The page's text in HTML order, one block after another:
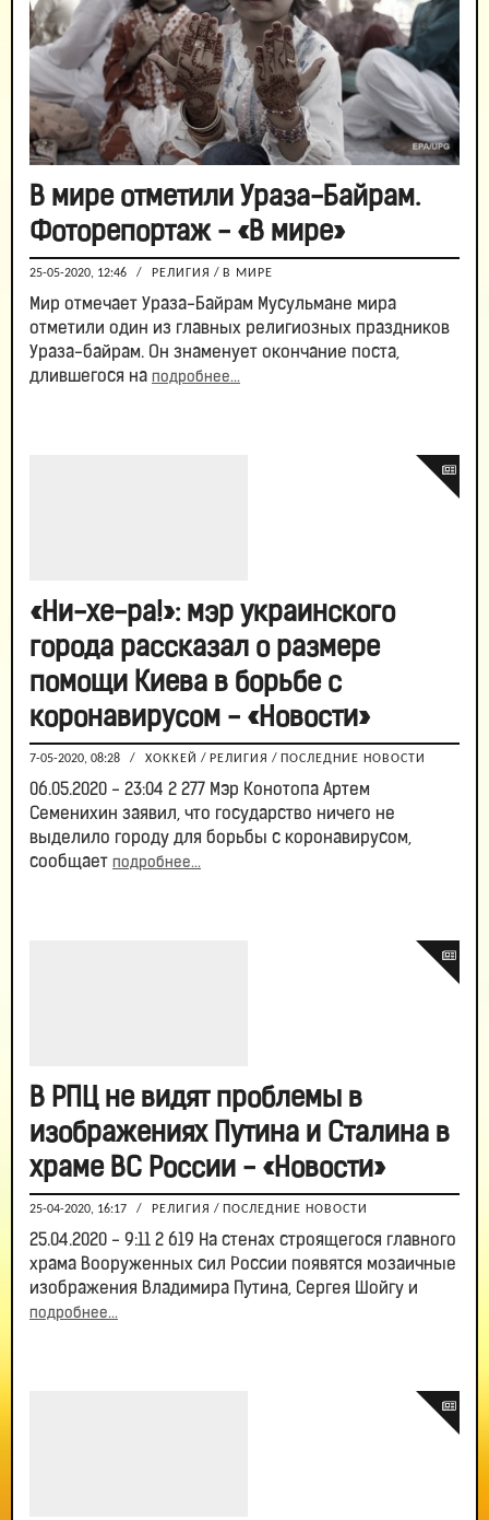
В мире отметили Ураза-Байрам.
Фоторепортаж - «В мире»
25-05-2020, 12:46 / РЕЛИГИЯ / В МИРЕ
Мир отмечает Ураза-Байрам Мусульмане мира
отметили один из главных религиозных праздников
Ураза-байрам. Он знаменует окончание поста,
длившегося на подробнее...
«Ни-хе-ра!»: мэр украинского
города рассказал о размере
помощи Киева в борьбе с
коронавирусом - «Новости»
7-05-2020, 08:28 / ХОККЕЙ / РЕЛИГИЯ / ПОСЛЕДНИЕ НОВОСТИ
06.05.2020 - 23:04 2 277 Мэр Конотопа Артем
Семенихин заявил, что государство ничего не
выделило городу для борьбы с коронавирусом,
сообщает подробнее...
В РПЦ не видят проблемы в
изображениях Путина и Сталина в
храме ВС России - «Новости»
25-04-2020, 16:17 / РЕЛИГИЯ / ПОСЛЕДНИЕ НОВОСТИ
25.04.2020 - 9:11 2 619 На стенах строящегося главного
храма Вооруженных сил России появятся мозаичные
изображения Владимира Путина, Сергея Шойгу и
подробнее...